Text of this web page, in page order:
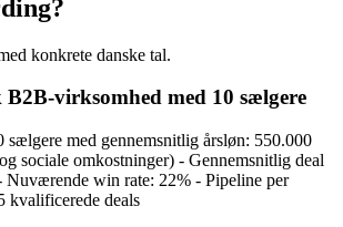
konkrete danske tal.
B2B-virksomhed med 10 sælgere
sælgere med gennemsnitlig årsløn: 550.000
sociale omkostninger) - Gennemsnitlig deal
win rate: 22% - Pipeline per
kvalificerede deals